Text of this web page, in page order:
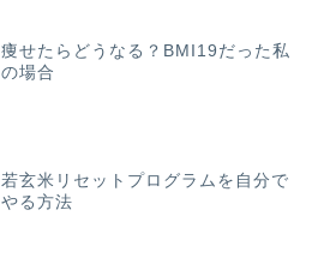
痩せたらどうなる？BMI19だった私
の場合
若玄米リセットプログラムを自分で
やる方法